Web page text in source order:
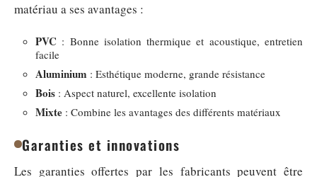
matériau a ses avantages :
PVC : Bonne isolation thermique et acoustique, entretien
facile
Aluminium : Esthétique moderne, grande résistance
Bois : Aspect naturel, excellente isolation
Mixte : Combine les avantages des différents matériaux
Garanties et innovations
Les garanties offertes par les fabricants peuvent être